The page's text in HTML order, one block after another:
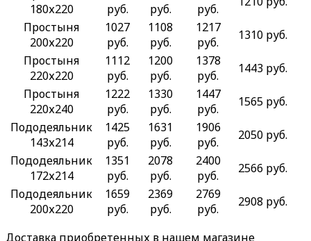
180х220
руб.
руб.
руб.
Простыня
200х220
1027
руб.
1108
руб.
1217
руб.
1310 руб.
Простыня
220х220
1112
руб.
1200
руб.
1378
руб.
1443 руб.
Простыня
220х240
1222
руб.
1330
руб.
1447
руб.
1565 руб.
Пододеяльник
143х214
1425
руб.
1631
руб.
1906
руб.
2050 руб.
Пододеяльник
172х214
1351
руб.
2078
руб.
2400
руб.
2566 руб.
Пододеяльник
200х220
1659
руб.
2369
руб.
2769
руб.
2908 руб.
Доставка приобретенных в нашем магазине